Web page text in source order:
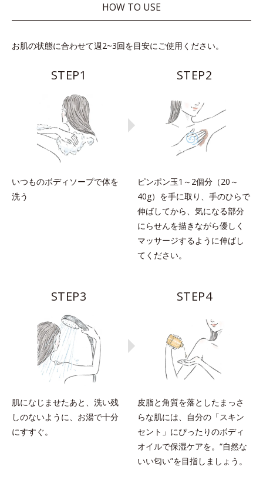
HOW TO USE
お肌の状態に合わせて週2~3回を目安にご使用ください。
STEP1
いつものボディソープで体を
洗う
STEP2
ピンポン玉1～2個分（20～
40g）を手に取り、手のひらで
伸ばしてから、気になる部分
にらせんを描きながら優しく
マッサージするように伸ばし
てください。
STEP3
肌になじませたあと、洗い残
しのないように、お湯で十分
にすすぐ。
STEP4
皮脂と角質を落としたまっさ
らな肌には、自分の「スキン
セント」にぴったりのボディ
オイルで保湿ケアを。“自然な
いい匂い”を目指しましょう。